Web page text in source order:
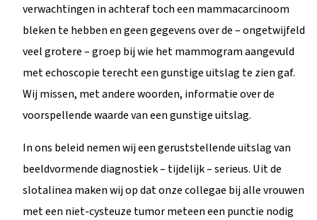
verwachtingen in achteraf toch een mammacarcinoom
bleken te hebben en geen gegevens over de – ongetwijfeld
veel grotere – groep bij wie het mammogram aangevuld
met echoscopie terecht een gunstige uitslag te zien gaf.
Wij missen, met andere woorden, informatie over de
voorspellende waarde van een gunstige uitslag.
In ons beleid nemen wij een geruststellende uitslag van
beeldvormende diagnostiek – tijdelijk – serieus. Uit de
slotalinea maken wij op dat onze collegae bij alle vrouwen
met een niet-cysteuze tumor meteen een punctie nodig